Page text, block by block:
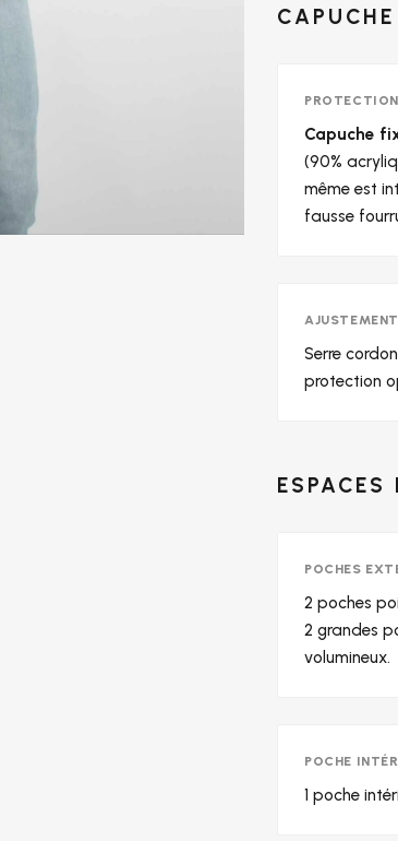
CAPUCHE
Capuche
(90%
même est
fausse
AJUSTEMENT
Serre
protection
POCHES
2 poches
2 grandes
volumineux.
POCHE
1 poche